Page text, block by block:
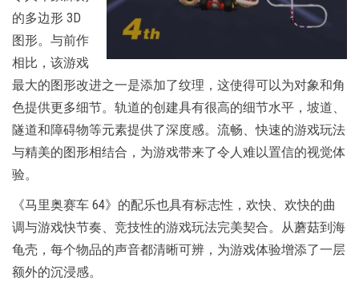
的多边形 3D
图形。与前作
相比，该游戏
最大的图形改进之一是添加了纹理，这使得可以为对象和角
色提供更多细节。轨道的创建具有很高的细节水平，坡道、
隧道和障碍物等元素提供了深度感。流畅、快速的游戏玩法
与精美的图形相结合，为游戏带来了令人难以置信的视觉体
验。
《马里奥赛车 64》的配乐也具有标志性，欢快、欢快的曲
调与游戏快节奏、竞技性的游戏玩法完美契合。从蘑菇到海
龟壳，每个物品的声音都清晰可辨，为游戏体验增添了一层
额外的沉浸感。